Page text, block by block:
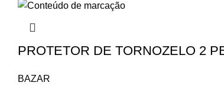
PROTETOR DE TORNOZELO 2
BAZAR